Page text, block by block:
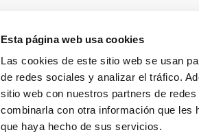
Esta página web usa cookies
Las cookies de este sitio web se usan
de redes sociales y analizar el tráfico.
sitio web con nuestros partners de
combinarla con otra información que les
que haya hecho de sus servicios.